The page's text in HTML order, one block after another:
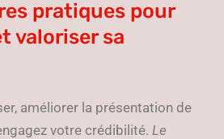
pratiques pour
valoriser sa
améliorer la présentation de
votre crédibilité. Le